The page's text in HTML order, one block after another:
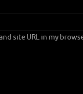
site URL in my